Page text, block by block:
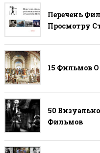
Перечень
Просмотру
15 Фильмов
50
Фильмов